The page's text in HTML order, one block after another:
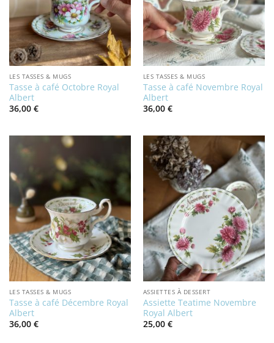
LES TASSES & MUGS
Tasse à café Octobre Royal
Albert
36,00 €
LES TASSES & MUGS
Tasse à café Novembre Royal
Albert
36,00 €
LES TASSES & MUGS
Tasse à café Décembre Royal
Albert
36,00 €
ASSIETTES À DESSERT
Assiette Teatime Novembre
Royal Albert
25,00 €